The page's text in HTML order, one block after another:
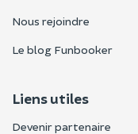
Nous rejoindre
Le blog Funbooker
Liens utiles
Devenir partenaire